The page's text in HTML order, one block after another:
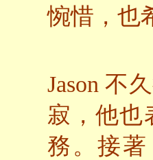
惋惜，也
Jason 不
寂，他也
務。接